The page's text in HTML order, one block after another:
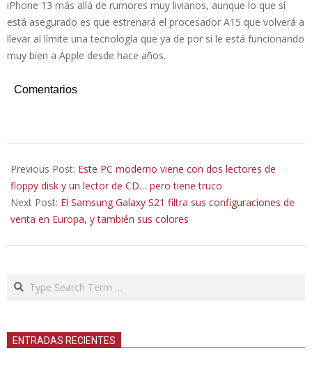
iPhone 13 más allá de rumores muy livianos, aunque lo que sí
está asegurado es que estrenará el procesador A15 que volverá a
llevar al límite una tecnología que ya de por si le está funcionando
muy bien a Apple desde hace años.
Comentarios
12-
13
Previous Post: Este PC moderno viene con dos lectores de
floppy disk y un lector de CD… pero tiene truco
Next Post: El Samsung Galaxy S21 filtra sus configuraciones de
venta en Europa, y también sus colores
Search
ENTRADAS RECIENTES